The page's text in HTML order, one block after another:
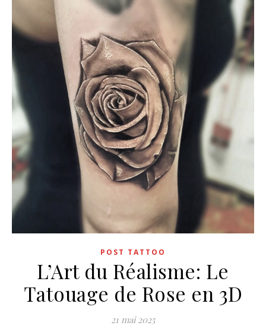
POST TATTOO
L’Art du Réalisme: Le
Tatouage de Rose en 3D
21 mai 2025